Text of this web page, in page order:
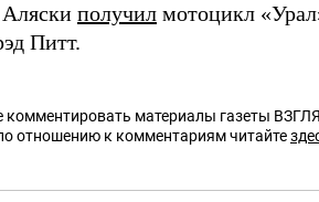
получил мотоцикл
Питт.
комментировать материалы газеты
отношению к комментариям читайте